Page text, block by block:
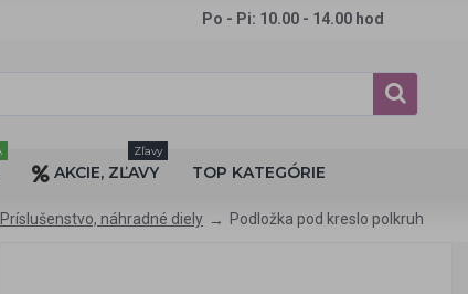
Po - Pi: 10.00 - 14.00 hod
AKCIE, ZĽAVY
Zľavy
TOP KATEGÓRIE
Príslušenstvo, náhradné diely Podložka pod kreslo polkruh